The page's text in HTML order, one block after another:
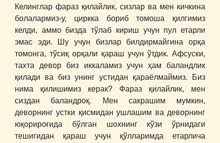
Келинглар фараз қилайлик, сизлар ва мен кичкина
болалармиз-у, циркка бориб томоша қилгимиз
келди, аммо бизда тўлаб кириш учун пул етарли
эмас эди. Шу учун бизлар билдирмайгина орқа
томонга, тўсиқ орқали қараш учун ўтдик. Афсуски,
тахта девор биз иккаламиз учун ҳам баландлик
қилади ва биз унинг устидан қараёлмаймиз. Биз
нима қилишимиз керак? Фараз қилайлик, мен
сиздан баландроқ. Мен сакрашим мумкин,
деворнинг устки қисмидан ушлашим ва деворнинг
юқорироғида бўлган шохнинг кўзи ўрнидаги
тешигидан қараш учун қўлларимда етарлича